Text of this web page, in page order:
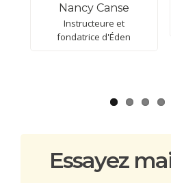
Nancy Canse
Instructeure et
fondatrice d'Éden
Essayez